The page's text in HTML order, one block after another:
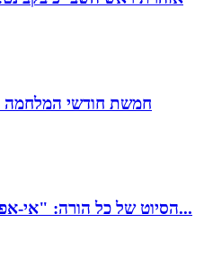
חמשת חודשי המלחמה
הסיוט של כל הורה: "אי-אפשר לתפוס את זה. זה ילד. ילד...